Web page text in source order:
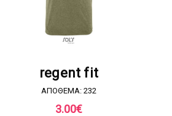
regent fit
ΑΠΟΘΕΜΑ: 232
3.00€